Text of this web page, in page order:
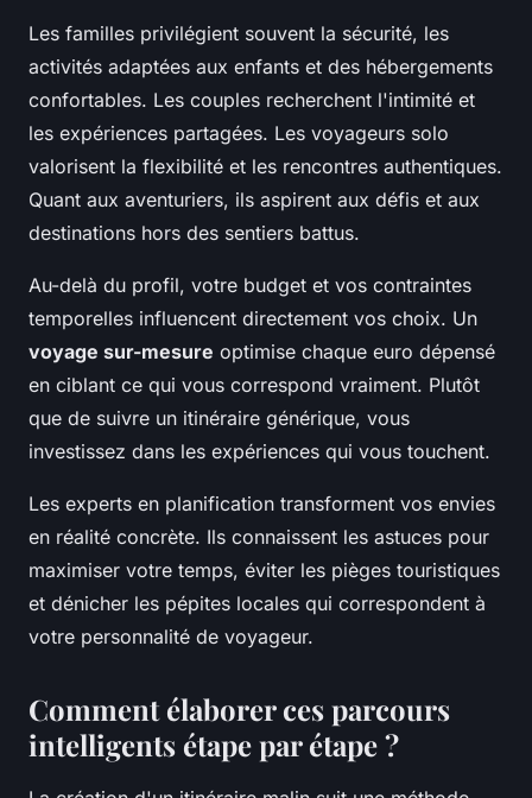
Les familles privilégient souvent la sécurité, les
activités adaptées aux enfants et des hébergements
confortables. Les couples recherchent l'intimité et
les expériences partagées. Les voyageurs solo
valorisent la flexibilité et les rencontres authentiques.
Quant aux aventuriers, ils aspirent aux défis et aux
destinations hors des sentiers battus.
Au-delà du profil, votre budget et vos contraintes
temporelles influencent directement vos choix. Un
voyage sur-mesure optimise chaque euro dépensé
en ciblant ce qui vous correspond vraiment. Plutôt
que de suivre un itinéraire générique, vous
investissez dans les expériences qui vous touchent.
Les experts en planification transforment vos envies
en réalité concrète. Ils connaissent les astuces pour
maximiser votre temps, éviter les pièges touristiques
et dénicher les pépites locales qui correspondent à
votre personnalité de voyageur.
Comment élaborer ces parcours
intelligents étape par étape ?